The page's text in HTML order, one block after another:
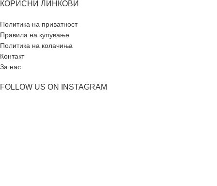
КОРИСНИ ЛИНКОВИ
Политика на приватност
Правила на купување
Политика на колачиња
Контакт
За нас
FOLLOW US ON INSTAGRAM